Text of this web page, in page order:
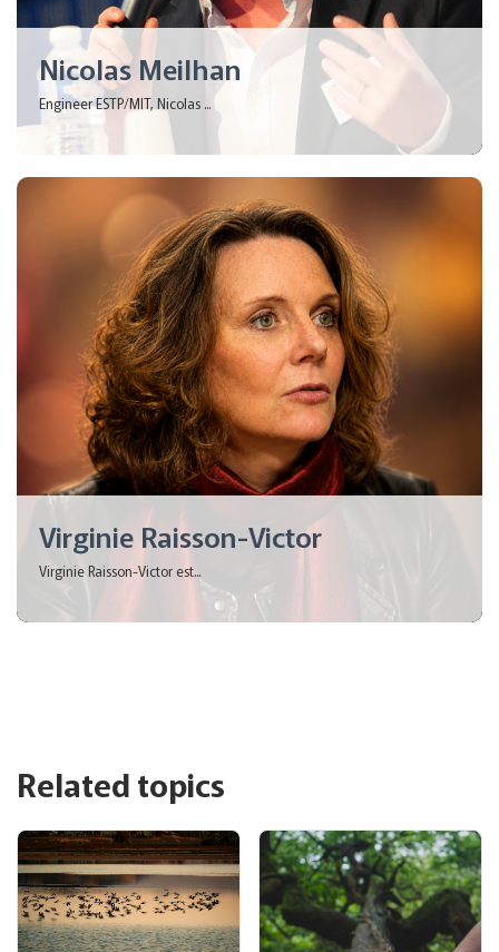
Nicolas Meilhan
Engineer ESTP/MIT, Nicolas ...
Virginie Raisson-Victor
Virginie Raisson-Victor est...
Related topics